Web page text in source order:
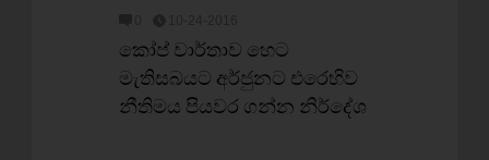
කෝප් වාර්තාව හෙට
මැතිසබයට අර්ජුනට එරෙහිව
නීතිමය පියවර ගන්න නිර්දේශ